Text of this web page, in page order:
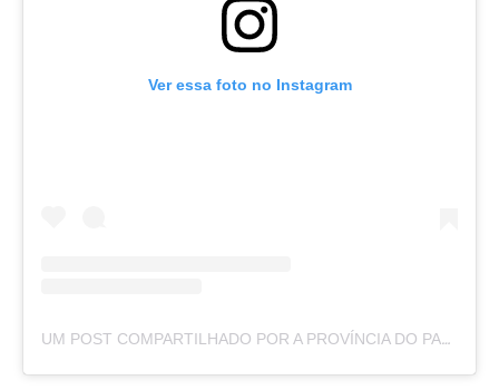
Ver essa foto no Instagram
UM POST COMPARTILHADO POR A PROVÍNCIA DO PARÁ (@APROVINCIADOPARA)